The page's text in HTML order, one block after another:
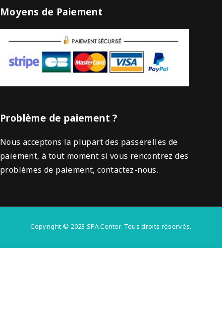
Moyens de Paiement
Problème de paiement ?
Nous acceptons la plupart des passerelles de
paiement, à tout moment si vous rencontrez des
problèmes de paiement, contactez-nous.
Copyright © 2023 SPA Center. Tous droits réservés.